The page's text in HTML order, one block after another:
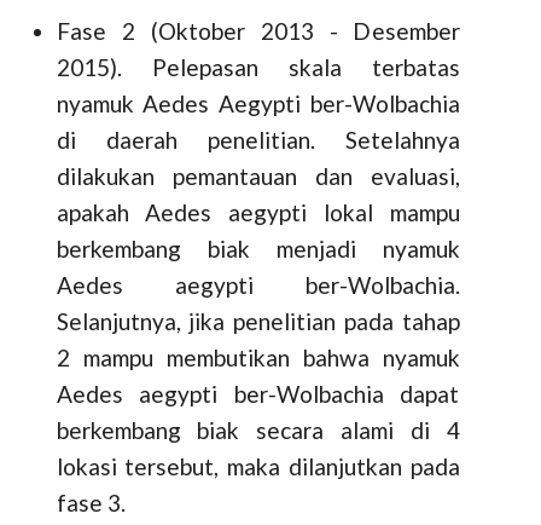
Fase 2 (Oktober 2013 - Desember
2015). Pelepasan skala terbatas
nyamuk Aedes Aegypti ber-Wolbachia
di daerah penelitian. Setelahnya
dilakukan pemantauan dan evaluasi,
apakah Aedes aegypti lokal mampu
berkembang biak menjadi nyamuk
Aedes aegypti ber-Wolbachia.
Selanjutnya, jika penelitian pada tahap
2 mampu membutikan bahwa nyamuk
Aedes aegypti ber-Wolbachia dapat
berkembang biak secara alami di 4
lokasi tersebut, maka dilanjutkan pada
fase 3.